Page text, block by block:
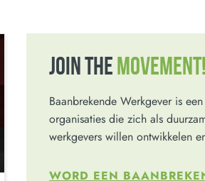
JOIN THE MOVEMENT!
Baanbrekende Werkgever is
organisaties die zich als
werkgevers willen ontwikkelen
WORD EEN